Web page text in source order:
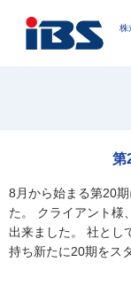
株
第
8月から始まる第20
た。 クライアント様
出来ました。 社とし
持ち新たに20期をス